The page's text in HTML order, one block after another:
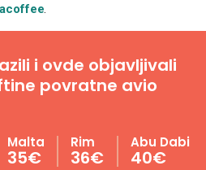
i ovde objavljivali
povratne avio
Malta
35€
Rim
36€
Abu Dabi
40€